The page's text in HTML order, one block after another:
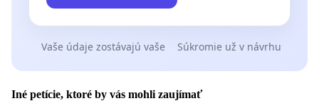
Vaše údaje zostávajú vaše Súkromie už v návrhu
Iné petície, ktoré by vás mohli zaujímať